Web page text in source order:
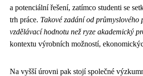
a potenciální řešení, zatímco studenti se
trh práce. Takové zadání od průmyslového
vzdělávací hodnotu než ryze akademický
kontextu výrobních možností,
Na vyšší úrovni pak stojí společné